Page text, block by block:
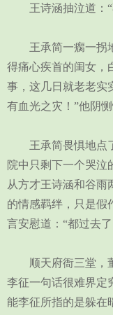
王诗涵抽泣道：“
王承简一瘸一拐地
得痛心疾首的闺女，
事，这几日就老老实
有血光之灾！”他阴恻
王承简畏惧地点了
院中只剩下一个哭泣
从方才王诗涵和谷雨
的情感羁绊，只是假
言安慰道：“都过去
顺天府衙三堂，董
李征一句话很难界定
能李征所指的是躲在